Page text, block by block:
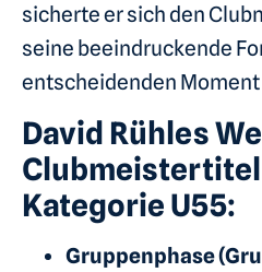
sicherte er sich den
seine beeindruckende
entscheidenden
David Rühles
Kategorie U55:
Gruppenphase